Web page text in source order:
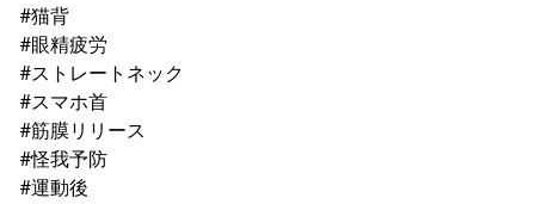
#猫背
#眼精疲労
#ストレートネック
#スマホ首
#筋膜リリース
#怪我予防
#運動後